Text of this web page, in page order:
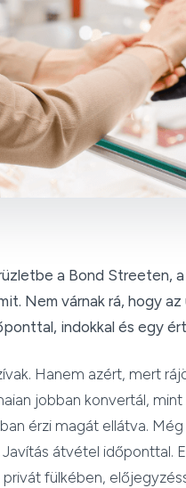
a Bond Streeten,
Nem várnak rá, hogy
indokkal és egy
Hanem azért, mert
jobban konvertál,
érzi magát ellátva.
átvétel időponttal.
fülkében,